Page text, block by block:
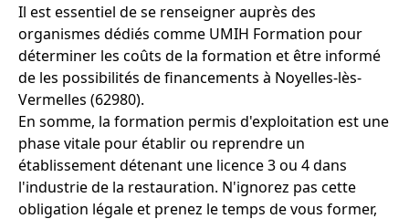
Il est essentiel de se renseigner auprès des
organismes dédiés comme UMIH Formation pour
déterminer les coûts de la formation et être informé
de les possibilités de financements à Noyelles-lès-
Vermelles (62980).
En somme, la formation permis d'exploitation est une
phase vitale pour établir ou reprendre un
établissement détenant une licence 3 ou 4 dans
l'industrie de la restauration. N'ignorez pas cette
obligation légale et prenez le temps de vous former,